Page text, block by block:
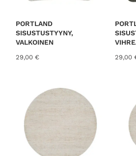
PORTLAND
SISUSTUSTYYNY,
VALKOINEN
29,00 € 29,00